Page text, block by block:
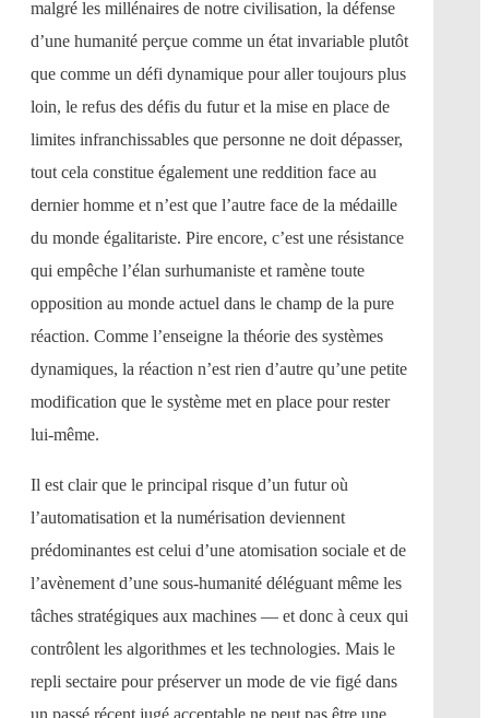
malgré les millénaires de notre civilisation, la défense
d’une humanité perçue comme un état invariable plutôt
que comme un défi dynamique pour aller toujours plus
loin, le refus des défis du futur et la mise en place de
limites infranchissables que personne ne doit dépasser,
tout cela constitue également une reddition face au
dernier homme et n’est que l’autre face de la médaille
du monde égalitariste. Pire encore, c’est une résistance
qui empêche l’élan surhumaniste et ramène toute
opposition au monde actuel dans le champ de la pure
réaction. Comme l’enseigne la théorie des systèmes
dynamiques, la réaction n’est rien d’autre qu’une petite
modification que le système met en place pour rester
lui-même.
Il est clair que le principal risque d’un futur où
l’automatisation et la numérisation deviennent
prédominantes est celui d’une atomisation sociale et de
l’avènement d’une sous-humanité déléguant même les
tâches stratégiques aux machines — et donc à ceux qui
contrôlent les algorithmes et les technologies. Mais le
repli sectaire pour préserver un mode de vie figé dans